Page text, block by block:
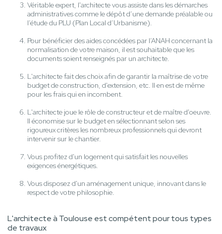
Véritable expert, l'architecte vous assiste dans les démarches
administratives comme le dépôt d’une demande préalable ou
l’étude du PLU (Plan Local d’Urbanisme).
Pour bénéficier des aides concédées par l’ANAH concernant la
normalisation de votre maison, il est souhaitable que les
documents soient renseignés par un architecte.
L'architecte fait des choix afin de garantir la maîtrise de votre
budget de construction, d'extension, etc. Il en est de même
pour les frais qui en incombent.
L'architecte joue le rôle de constructeur et de maître d'oeuvre.
Il économise sur le budget en sélectionnant selon ses
rigoureux critères les nombreux professionnels qui devront
intervenir sur le chantier.
Vous profitez d'un logement qui satisfait les nouvelles
exigences énergétiques.
Vous disposez d'un aménagement unique, innovant dans le
respect de votre philosophie.
L'architecte à Toulouse est compétent pour tous types
de travaux